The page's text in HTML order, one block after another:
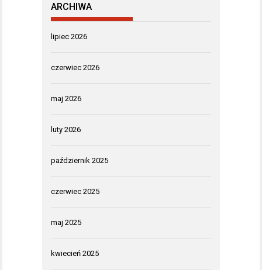
ARCHIWA
lipiec 2026
czerwiec 2026
maj 2026
luty 2026
październik 2025
czerwiec 2025
maj 2025
kwiecień 2025